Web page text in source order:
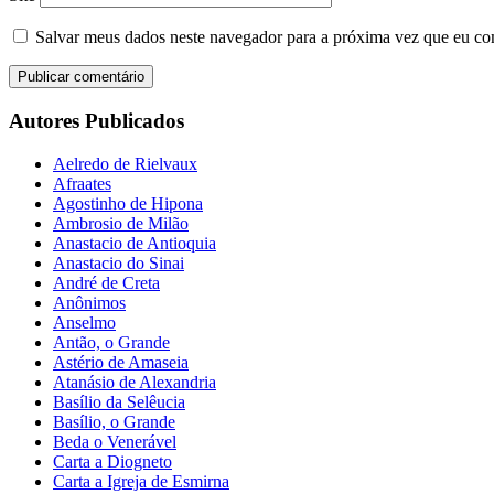
Salvar meus dados neste navegador para a próxima vez que eu
Autores Publicados
Aelredo de Rielvaux
Afraates
Agostinho de Hipona
Ambrosio de Milão
Anastacio de Antioquia
Anastacio do Sinai
André de Creta
Anônimos
Anselmo
Antão, o Grande
Astério de Amaseia
Atanásio de Alexandria
Basílio da Selêucia
Basílio, o Grande
Beda o Venerável
Carta a Diogneto
Carta a Igreja de Esmirna